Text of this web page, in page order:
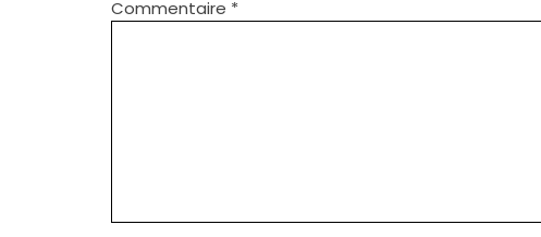
Commentaire *